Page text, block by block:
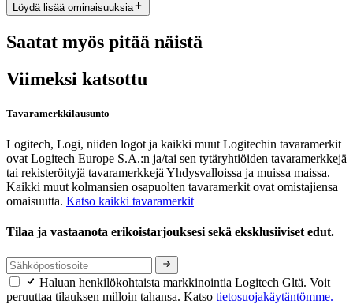
Löydä lisää ominaisuuksia
Saatat myös pitää näistä
Viimeksi katsottu
Tavaramerkkilausunto
Logitech, Logi, niiden logot ja kaikki muut Logitechin tavaramerkit
ovat Logitech Europe S.A.:n ja/tai sen tytäryhtiöiden tavaramerkkejä
tai rekisteröityjä tavaramerkkejä Yhdysvalloissa ja muissa maissa.
Kaikki muut kolmansien osapuolten tavaramerkit ovat omistajiensa
omaisuutta. Katso kaikki tavaramerkit
Tilaa ja vastaanota erikoistarjouksesi sekä eksklusiiviset edut.
Haluan henkilökohtaista markkinointia Logitech Gltä. Voit
peruuttaa tilauksen milloin tahansa. Katso tietosuojakäytäntömme.